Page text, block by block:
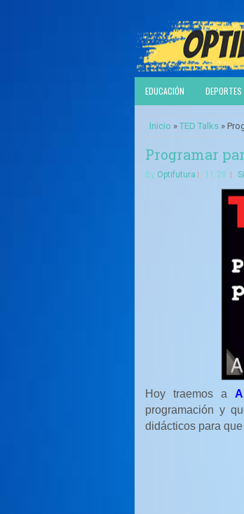
EDUCACIÓN DEPORTES
Inicio » TED Talks »
Programar
By Optifutura 11:29
Hoy traemos a
programación y
didácticos para